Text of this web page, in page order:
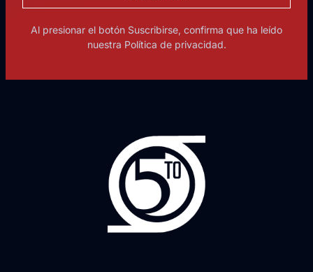
Al presionar el botón Suscribirse, confirma que ha leído
nuestra Política de privacidad.